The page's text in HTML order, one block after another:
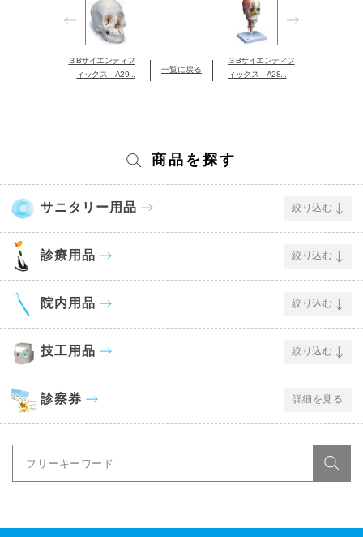
３Bサイエンティフ
ィックス A29...
一覧に戻る
３Bサイエンティフ
ィックス A28...
商品を探す
サニタリー用品 絞り込む
診療用品 絞り込む
院内用品 絞り込む
技工用品 絞り込む
診察券 詳細を見る